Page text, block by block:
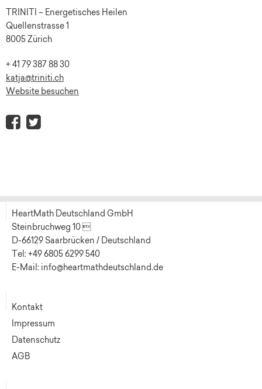
TRINITI – Energetisches Heilen
Quellenstrasse 1
8005 Zürich
+ 41 79 387 88 30
katja@triniti.ch
Website besuchen
HeartMath Deutschland GmbH
Steinbruchweg 10 
D-66129 Saarbrücken / Deutschland
Tel: +49 6805 6299 540
E-Mail: info@heartmathdeutschland.de
Kontakt
Impressum
Datenschutz
AGB